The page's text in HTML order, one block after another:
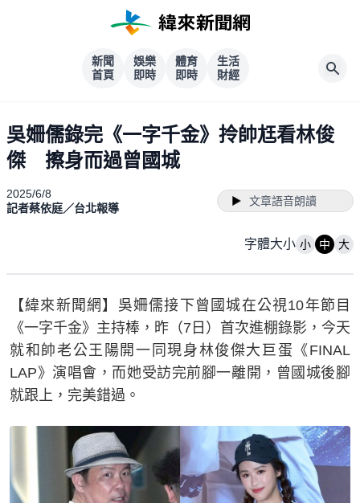
新聞
首頁
娛樂
即時
體育
即時
生活
財經
吳姍儒錄完《一字千金》拎帥尪看林俊
傑 擦身而過曾國城
2025/6/8
記者蔡依庭／台北報導
文章語音朗讀
字體大小 小 中 大
【緯來新聞網】吳姍儒接下曾國城在公視10年節目
《一字千金》主持棒，昨（7日）首次進棚錄影，今天
就和帥老公王陽開一同現身林俊傑大巨蛋《FINAL
LAP》演唱會，而她受訪完前腳一離開，曾國城後腳
就跟上，完美錯過。